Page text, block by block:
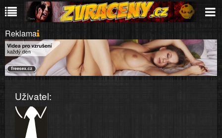
Reklama
Uživatel: